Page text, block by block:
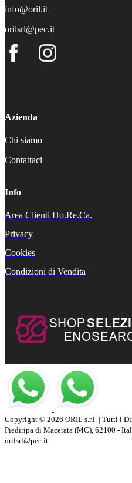
info@oril.it
orilsrl@pec.it
Azienda
Chi siamo
Contattaci
Info
Area Clienti Ho.Re.Ca.
Privacy
Cookies
Condizioni di Vendita
Copyright © 2026 ORIL s.r.l. | Tutti i
Piediripa di Macerata (MC), 62100 -
orilsrl@pec.it